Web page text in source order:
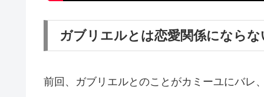
ガブリエルとは恋愛関係になら
前回、ガブリエルとのことがカミーユにバレ